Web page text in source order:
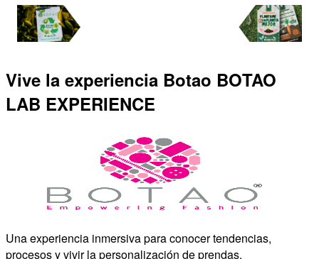
Vive la experiencia Botao BOTAO
LAB EXPERIENCE
Una experiencia inmersiva para conocer tendencias,
procesos y vivir la personalización de prendas.